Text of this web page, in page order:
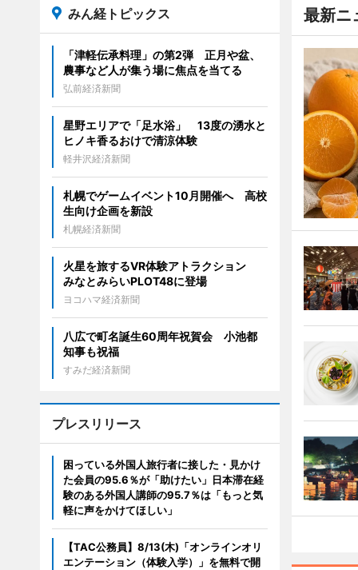
最新ニ
みん経トピックス
「津軽伝承料理」の第2弾 正月や盆、
農事など人が集う場に焦点を当てる
弘前経済新聞
星野エリアで「足水浴」 13度の湧水と
ヒノキ香るおけで清涼体験
軽井沢経済新聞
札幌でゲームイベント10月開催へ 高校
生向け企画を新設
札幌経済新聞
火星を旅するVR体験アトラクション
みなとみらいPLOT48に登場
ヨコハマ経済新聞
八広で町名誕生60周年祝賀会 小池都
知事も祝福
すみだ経済新聞
プレスリリース
困っている外国人旅行者に接した・見かけ
た会員の95.6％が「助けたい」日本滞在経
験のある外国人講師の95.7％は「もっと気
軽に声をかけてほしい」
【TAC公務員】8/13(木)「オンラインオリ
エンテーション（体験入学）」を無料で開